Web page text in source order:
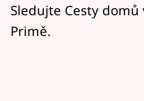
Sledujte nás
Sledujte Cesty
Primě.